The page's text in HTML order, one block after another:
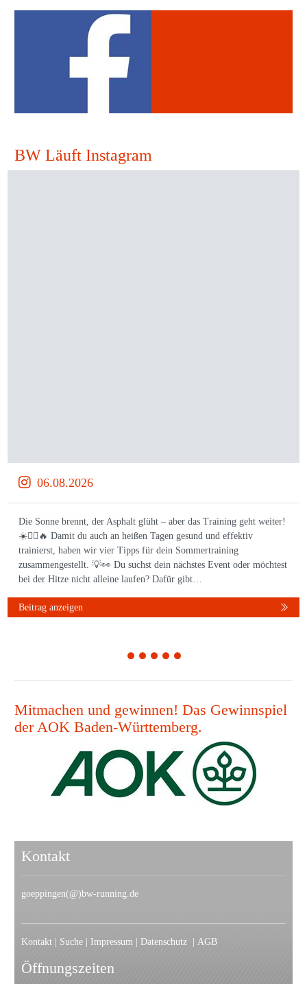
BW Läuft Instagram
06.08.2026
Die Sonne brennt, der Asphalt glüht – aber das Training geht weiter!
☀️🏃‍♀️🔥 Damit du auch an heißen Tagen gesund und effektiv
trainierst, haben wir vier Tipps für dein Sommertraining
zusammengestellt. 💡👀 Du suchst dein nächstes Event oder möchtest
bei der Hitze nicht alleine laufen? Dafür gibt…
Beitrag anzeigen
1 2 3 4 5
Mitmachen und gewinnen! Das Gewinnspiel
der AOK Baden-Württemberg.
Kontakt
goeppingen(@)bw-running.de
Kontakt Suche Impressum Datenschutz AGB
Öffnungszeiten